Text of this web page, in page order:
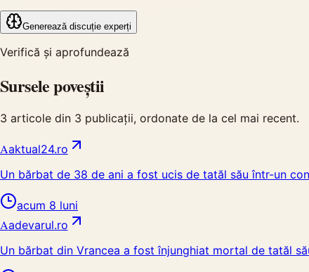
Generează discuție experți
Verifică și aprofundează
Sursele poveștii
3 articole din 3 publicații, ordonate de la cel mai recent.
Aaktual24.ro
Un bărbat de 38 de ani a fost ucis de tatăl său într-un
acum 8 luni
Aadevarul.ro
Un bărbat din Vrancea a fost înjunghiat mortal de tatăl